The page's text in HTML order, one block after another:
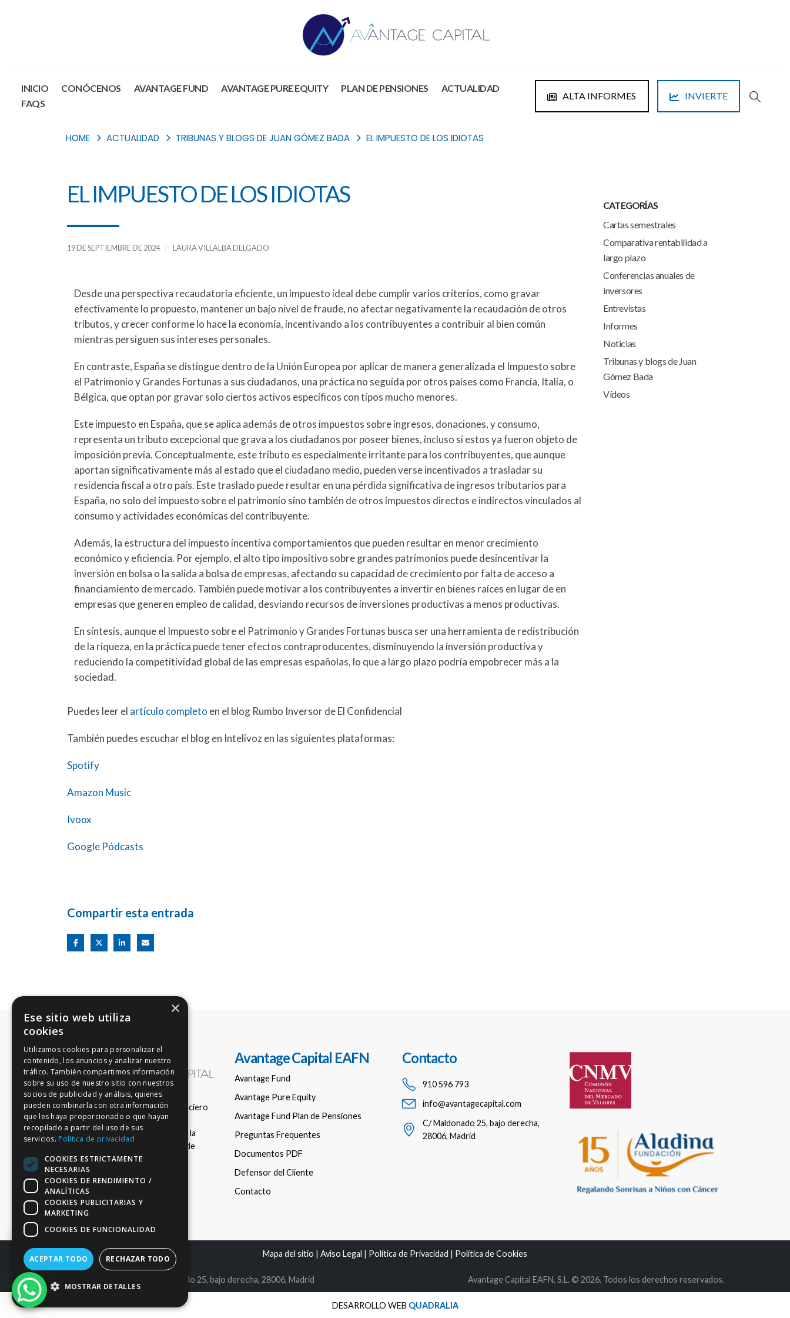
INICIO CONÓCENOS AVANTAGE FUND AVANTAGE PURE EQUITY PLAN DE PENSIONES
ACTUALIDAD
FAQS
ALTA INFORMES INVIERTE
HOME ACTUALIDAD TRIBUNAS Y BLOGS DE JUAN GÓMEZ BADA EL IMPUESTO DE LOS IDIOTAS
EL IMPUESTO DE LOS IDIOTAS
19 DE SEPTIEMBRE DE 2024 LAURA VILLALBA DELGADO
Desde una perspectiva recaudatoria eficiente, un impuesto ideal debe cumplir varios criterios, como gravar
efectivamente lo propuesto, mantener un bajo nivel de fraude, no afectar negativamente la recaudación de otros
tributos, y crecer conforme lo hace la economía, incentivando a los contribuyentes a contribuir al bien común
mientras persiguen sus intereses personales.
En contraste, España se distingue dentro de la Unión Europea por aplicar de manera generalizada el Impuesto sobre
el Patrimonio y Grandes Fortunas a sus ciudadanos, una práctica no seguida por otros países como Francia, Italia, o
Bélgica, que optan por gravar solo ciertos activos específicos con tipos mucho menores.
Este impuesto en España, que se aplica además de otros impuestos sobre ingresos, donaciones, y consumo,
representa un tributo excepcional que grava a los ciudadanos por poseer bienes, incluso si estos ya fueron objeto de
imposición previa. Conceptualmente, este tributo es especialmente irritante para los contribuyentes, que aunque
aportan significativamente más al estado que el ciudadano medio, pueden verse incentivados a trasladar su
residencia fiscal a otro país. Este traslado puede resultar en una pérdida significativa de ingresos tributarios para
España, no solo del impuesto sobre el patrimonio sino también de otros impuestos directos e indirectos vinculados al
consumo y actividades económicas del contribuyente.
Además, la estructura del impuesto incentiva comportamientos que pueden resultar en menor crecimiento
económico y eficiencia. Por ejemplo, el alto tipo impositivo sobre grandes patrimonios puede desincentivar la
inversión en bolsa o la salida a bolsa de empresas, afectando su capacidad de crecimiento por falta de acceso a
financiamiento de mercado. También puede motivar a los contribuyentes a invertir en bienes raíces en lugar de en
empresas que generen empleo de calidad, desviando recursos de inversiones productivas a menos productivas.
En síntesis, aunque el Impuesto sobre el Patrimonio y Grandes Fortunas busca ser una herramienta de redistribución
de la riqueza, en la práctica puede tener efectos contraproducentes, disminuyendo la inversión productiva y
reduciendo la competitividad global de las empresas españolas, lo que a largo plazo podría empobrecer más a la
sociedad.
Puedes leer el artículo completo en el blog Rumbo Inversor de El Confidencial
También puedes escuchar el blog en Intelivoz en las siguientes plataformas:
Spotify
Amazon Music
Ivoox
Google Pódcasts
Compartir esta entrada
CATEGORÍAS
Cartas semestrales
Comparativa rentabilidad a
largo plazo
Conferencias anuales de
inversores
Entrevistas
Informes
Noticias
Tribunas y blogs de Juan
Gómez Bada
Vídeos
Empresa de asesoramiento financiero
nacional en fondos de inversión,
registrada con el número 150 en la
Comisión Nacional del Mercado de
Valores (CNMV).
Avantage Capital EAFN
Avantage Fund
Avantage Pure Equity
Avantage Fund Plan de Pensiones
Preguntas Frequentes
Documentos PDF
Defensor del Cliente
Contacto
Contacto
910 596 793
info@avantagecapital.com
C/ Maldonado 25, bajo derecha,
28006, Madrid
Mapa del sitio | Aviso Legal | Política de Privacidad | Política de Cookies
C.I.F. B86980612 | C/ Maldonado 25, bajo derecha, 28006, Madrid Avantage Capital EAFN, S.L. © 2026. Todos los derechos reservados.
DESARROLLO WEB QUADRALIA
×
Ese sitio web utiliza
cookies
Utilizamos cookies para personalizar el
contenido, los anuncios y analizar nuestro
tráfico. También compartimos información
sobre su uso de nuestro sitio con nuestros
socios de publicidad y análisis, quienes
pueden combinarla con otra información
que les haya proporcionado o que hayan
recopilado a partir del uso de sus
servicios. Política de privacidad
COOKIES ESTRICTAMENTE
NECESARIAS
COOKIES DE RENDIMIENTO /
ANALÍTICAS
COOKIES PUBLICITARIAS Y
MARKETING
COOKIES DE FUNCIONALIDAD
ACEPTAR TODO RECHAZAR TODO
MOSTRAR DETALLES